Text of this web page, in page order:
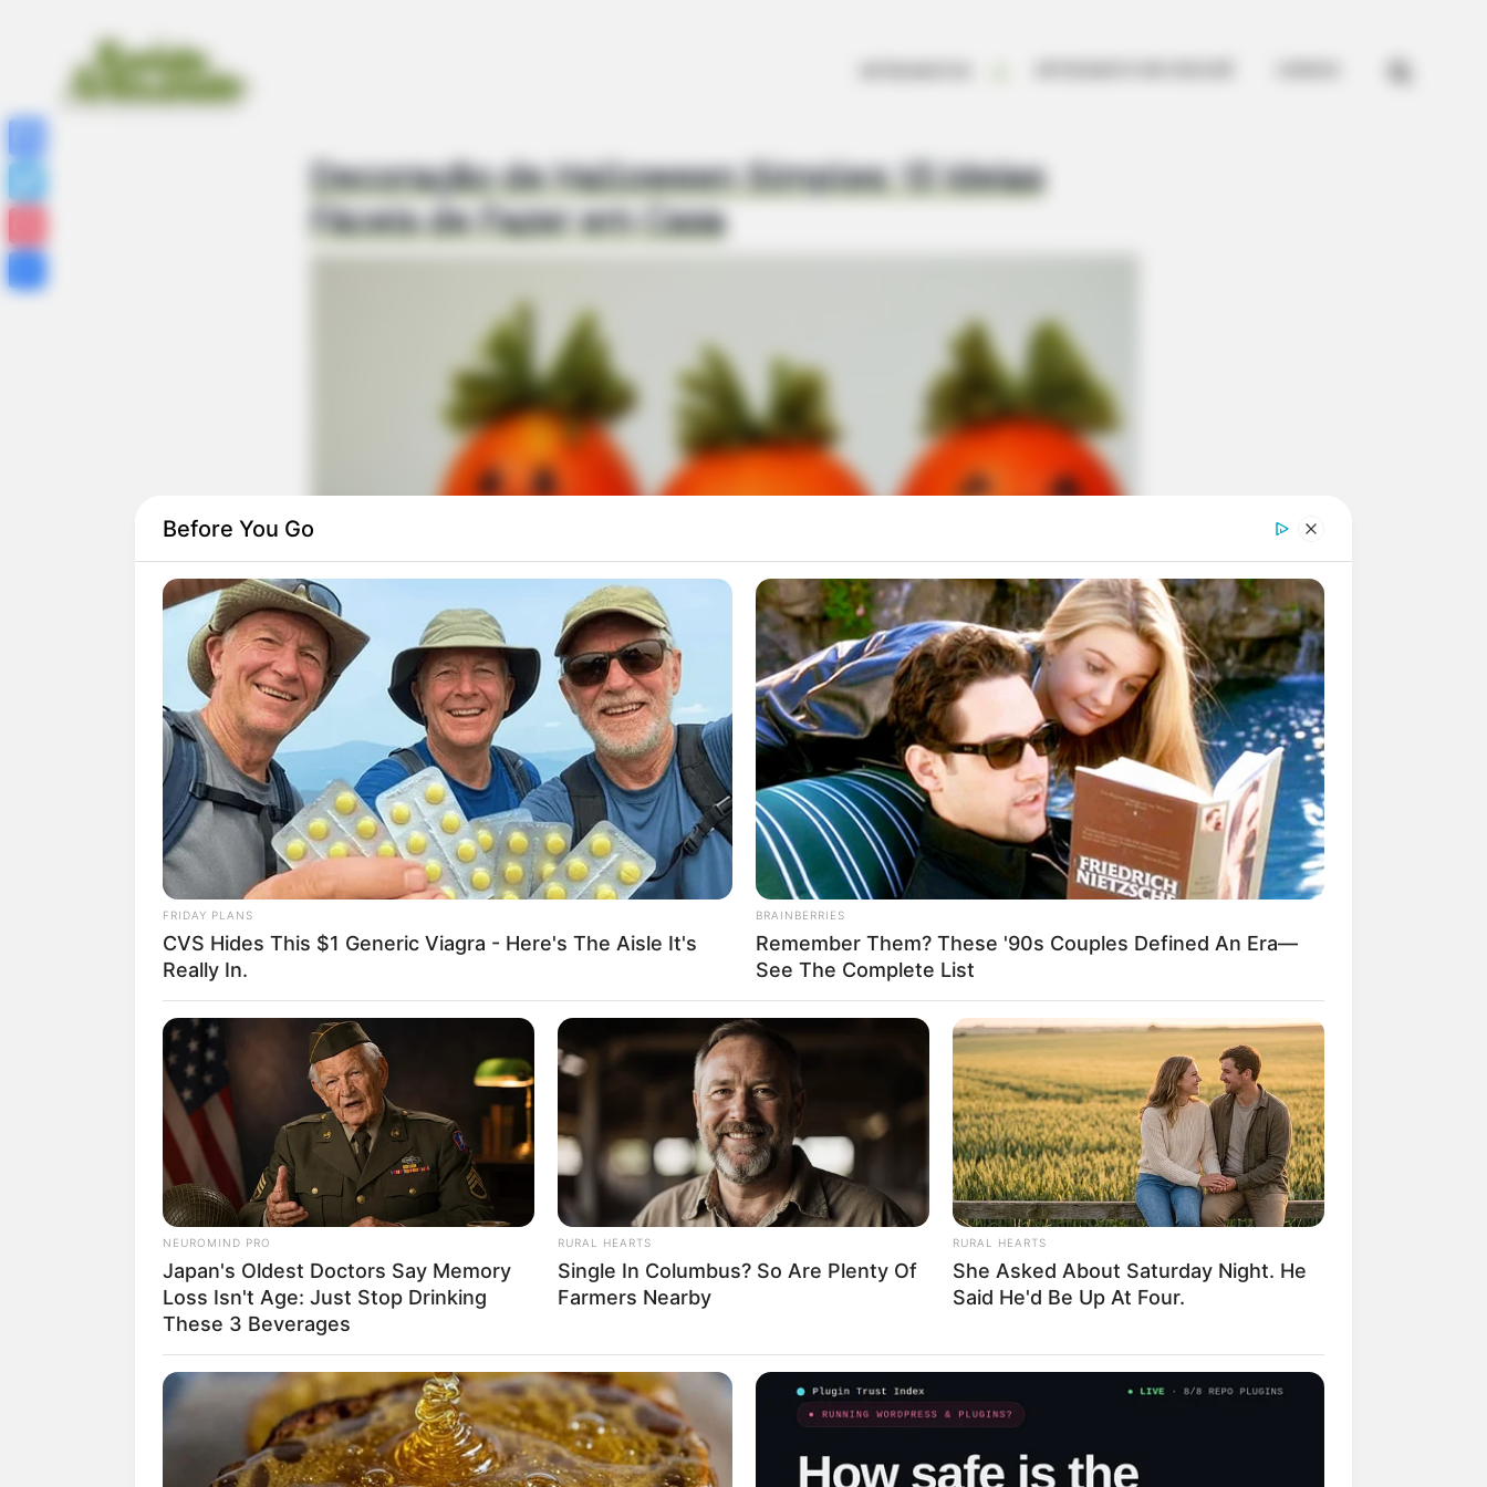
Decoração de Halloween Simples: 13 Ideias
Fáceis de Fazer em Casa
No mês de outubro, muitas pessoas recorrem à internet em busca de dicas dedecoração de
Halloweensimples. Essa data, também conhecida como dia das bruxas, é um prato cheio
para sustos, brincadeiras, diversão, doces e travessuras.
Infelizmente, muitas vezes não encontramos decorações prontas com facilidade. Mas,
quando encontramos, percebemos que alguns itens são caríssimos, e não valem o que está
sendo cobrado.
branco. Uma sugestão infalível para driblar esses problemas é criar itens decorativos no
estilo faça você mesmo (DIY).
Você sabia que a decoração artesanal pode render uma ambientação diferenciada e
caprichada, e ainda sair bem mais em conta do uma feita com artigos comprados em casas
de festas?
Pinterest
Before You Go
FRIDAY PLANS
CVS Hides This $1 Generic Viagra - Here's The Aisle It's
Really In.
BRAINBERRIES
Remember Them? These '90s Couples Defined An Era—
See The Complete List
NEUROMIND PRO
Japan's Oldest Doctors Say Memory
Loss Isn't Age: Just Stop Drinking
These 3 Beverages
RURAL HEARTS
Single In Columbus? So Are Plenty Of
Farmers Nearby
RURAL HEARTS
She Asked About Saturday Night. He
Said He'd Be Up At Four.